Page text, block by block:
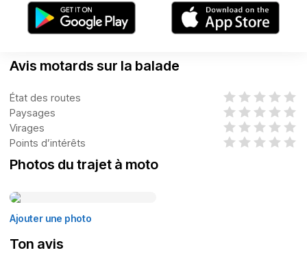
Avis motards sur la balade
État des routes
Paysages
Virages
Points d’intérêts
Photos du trajet à moto
Ajouter une photo
Ton avis